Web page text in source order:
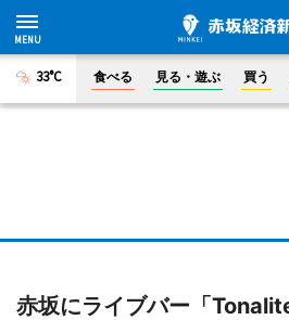
33°C 食べる 見る・遊ぶ 買う
赤坂にライブバー「